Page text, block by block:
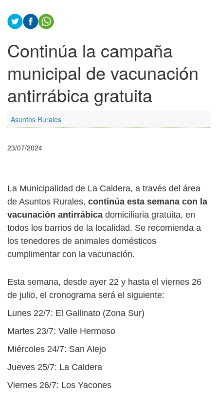
Continúa la campaña
municipal de vacunación
antirrábica gratuita
Asuntos Rurales
23/07/2024
La Municipalidad de La Caldera, a través del área
de Asuntos Rurales, continúa esta semana con la
vacunación antirrábica domiciliaria gratuita, en
todos los barrios de la localidad. Se recomienda a
los tenedores de animales domésticos
cumplimentar con la vacunación.
Esta semana, desde ayer 22 y hasta el viernes 26
de julio, el cronograma será el siguiente:
Lunes 22/7: El Gallinato (Zona Sur)
Martes 23/7: Valle Hermoso
Miércoles 24/7: San Alejo
Jueves 25/7: La Caldera
Viernes 26/7: Los Yacones